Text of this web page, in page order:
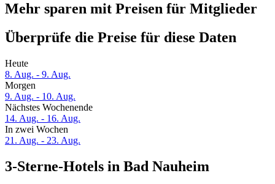
Mehr sparen mit Preisen für Mitglieder
Überprüfe die Preise für diese Daten
Heute
8. Aug. - 9. Aug.
Morgen
9. Aug. - 10. Aug.
Nächstes Wochenende
14. Aug. - 16. Aug.
In zwei Wochen
21. Aug. - 23. Aug.
3-Sterne-Hotels in Bad Nauheim